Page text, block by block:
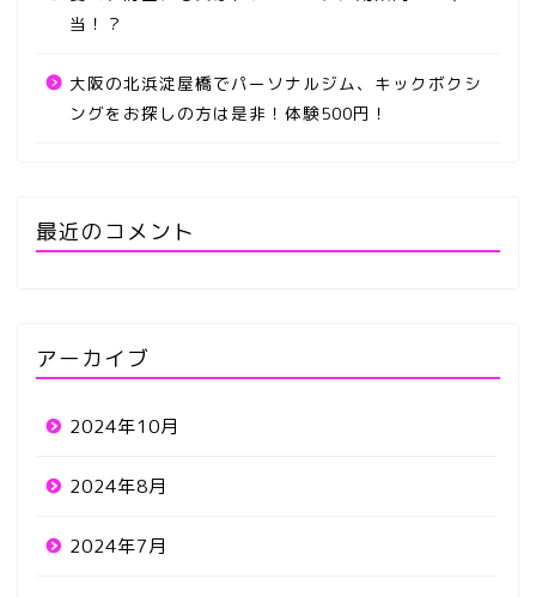
当！？
大阪の北浜淀屋橋でパーソナルジム、キックボクシ
ングをお探しの方は是非！体験500円！
最近のコメント
アーカイブ
2024年10月
2024年8月
2024年7月